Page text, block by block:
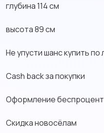
глубина 114 см
высота 89 см
Не упусти шанс купить
Cash back за покупки
Оформление
Скидка новосёлам